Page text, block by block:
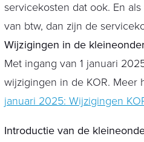
servicekosten dat ook. En
van btw, dan zijn de
Wijzigingen in de
Met ingang van 1 januari
wijzigingen in de KOR. Meer
januari 2025: Wijzigingen
Introductie van de